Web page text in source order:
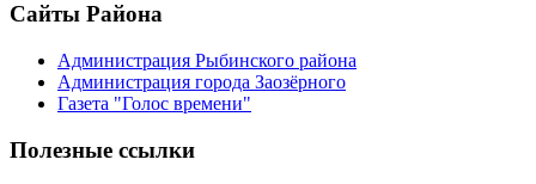
Сайты Района
Администрация Рыбинского района
Администрация города Заозёрного
Газета "Голос времени"
Полезные ссылки